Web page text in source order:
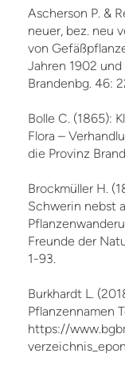
Ascherson P. &
neuer, bez. neu
von
Jahren 1902 und
Brandenbg. 46:
Bolle C. (1865):
Flora –
die Provinz
Brockmüller H.
Schwerin nebst
Freunde der
1-93.
Burkhardt L.
Pflanzennamen
https://